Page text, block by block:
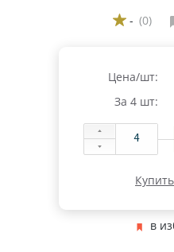
- (0)
Цена/шт:
За 4 шт:
в